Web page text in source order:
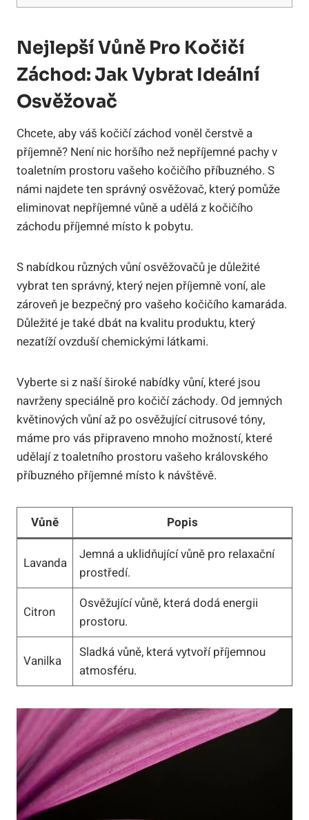
Nejlepší Vůně Pro Kočičí
Záchod: Jak Vybrat Ideální
Osvěžovač
Chcete, aby váš kočičí záchod voněl čerstvě a
příjemně? Není nic horšího než nepříjemné pachy v
toaletním prostoru vašeho kočičího příbuzného. S
námi najdete ten správný osvěžovač, který pomůže
eliminovat nepříjemné vůně a udělá z kočičího
záchodu příjemné místo k pobytu.
S nabídkou různých vůní osvěžovačů je důležité
vybrat ten správný, který nejen příjemně voní, ale
zároveň je bezpečný pro vašeho kočičího kamaráda.
Důležité je také dbát na kvalitu produktu, který
nezatíží ovzduší chemickými látkami.
Vyberte si z naší široké nabídky vůní, které jsou
navrženy speciálně pro kočičí záchody. Od jemných
květinových vůní až po osvěžující citrusové tóny,
máme pro vás připraveno mnoho možností, které
udělají z toaletního prostoru vašeho královského
příbuzného příjemné místo k návštěvě.
Vůně Popis
Lavanda
Jemná a uklidňující vůně pro relaxační
prostředí.
Citron
Osvěžující vůně, která dodá energii
prostoru.
Vanilka
Sladká vůně, která vytvoří příjemnou
atmosféru.